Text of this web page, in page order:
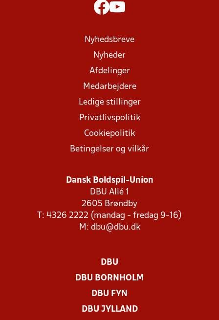
Nyhedsbreve
Nyheder
Afdelinger
Medarbejdere
Ledige stillinger
Privatlivspolitik
Cookiepolitik
Betingelser og vilkår
Dansk Boldspil-Union
DBU Allé 1
2605 Brøndby
T: 4326 2222 (mandag - fredag 9-16)
M: dbu@dbu.dk
DBU
DBU BORNHOLM
DBU FYN
DBU JYLLAND